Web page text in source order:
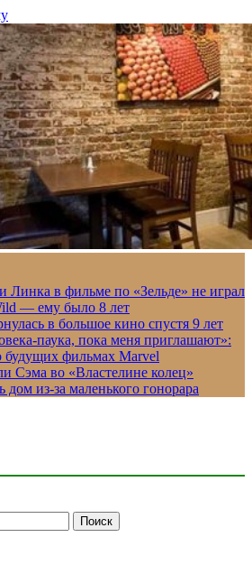
Линка в фильме по «Зельде» не играл
— ему было 8 лет
в большое кино спустя 9 лет
паука, пока меня приглашают»:
фильмах Marvel
Сэма во «Властелине колец»
дом из-за маленького гонорара